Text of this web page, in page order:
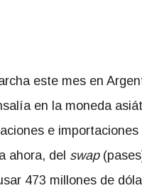
este mes en
en la moneda
e
ahora, del swap
473 millones de